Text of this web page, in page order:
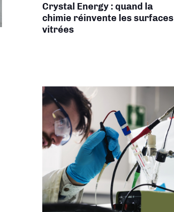
Crystal Energy : quand la
chimie réinvente les surfaces
vitrées